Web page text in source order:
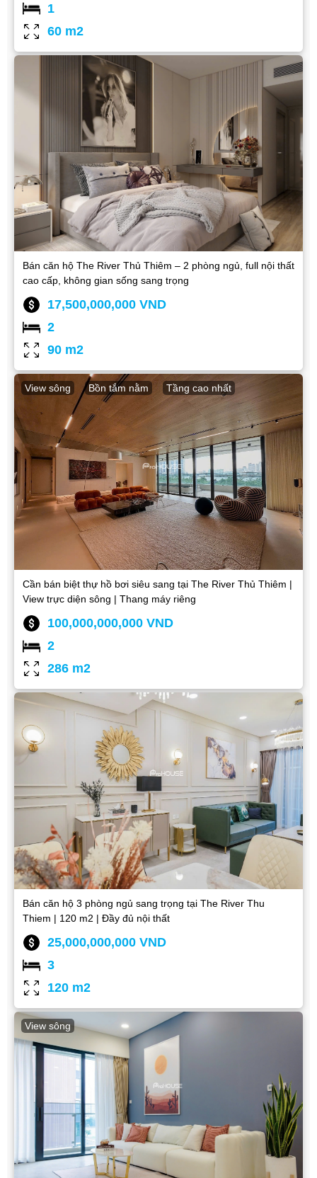
1
60 m2
Bán căn hộ The River Thủ Thiêm – 2 phòng ngủ, full nội thất
cao cấp, không gian sống sang trọng
17,500,000,000 VND
2
90 m2
View sông Bồn tắm nằm Tầng cao nhất
Cần bán biệt thự hồ bơi siêu sang tại The River Thủ Thiêm |
View trực diện sông | Thang máy riêng
100,000,000,000 VND
2
286 m2
Bán căn hộ 3 phòng ngủ sang trọng tại The River Thu
Thiem | 120 m2 | Đầy đủ nội thất
25,000,000,000 VND
3
120 m2
View sông